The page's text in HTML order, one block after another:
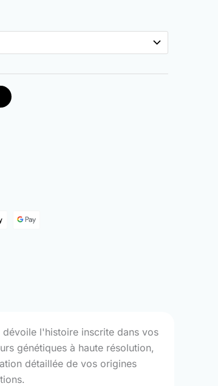
l'histoire inscrite dans vos
génétiques à haute résolution,
détaillée de vos origines